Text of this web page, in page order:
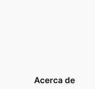
Acerca de